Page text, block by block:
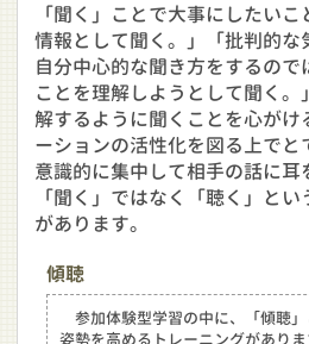
「聞く」ことで大事にしたい
情報として聞く。」「批判的
自分中心的な聞き方をするので
ことを理解しようとして聞く
解するように聞くことを心が
ーションの活性化を図る上でと
意識的に集中して相手の話に耳
「聞く」ではなく「聴く」と
があります。
傾聴
参加体験型学習の中に、「傾聴
姿勢を高めるトレーニングがあり